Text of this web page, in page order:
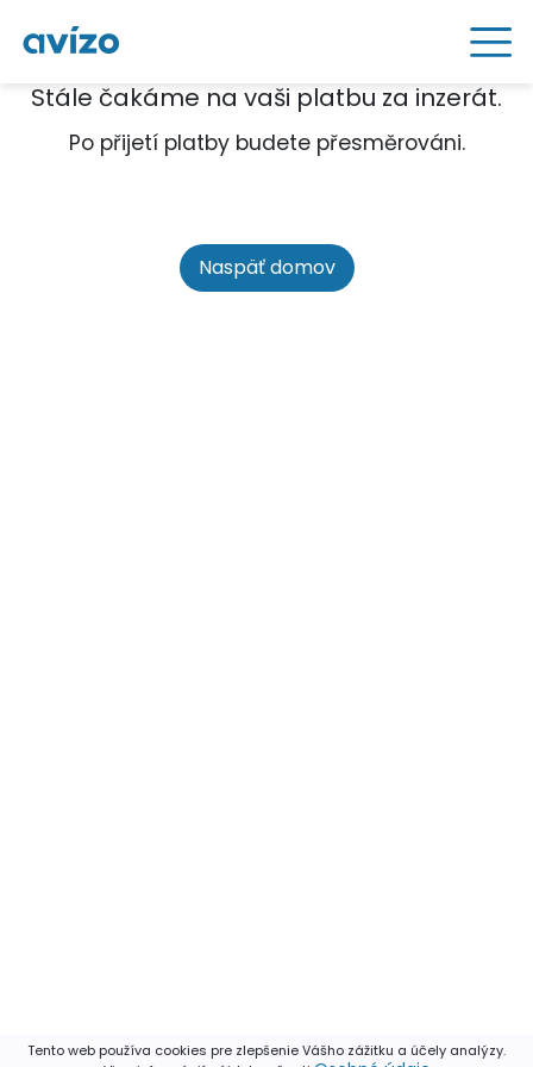
Tento web používa cookies pre zlepšenie Vášho zážitku a účely analýzy.
Stále čakáme na vaši platbu za inzerát.
Po přijetí platby budete přesměrováni.
Naspäť domov